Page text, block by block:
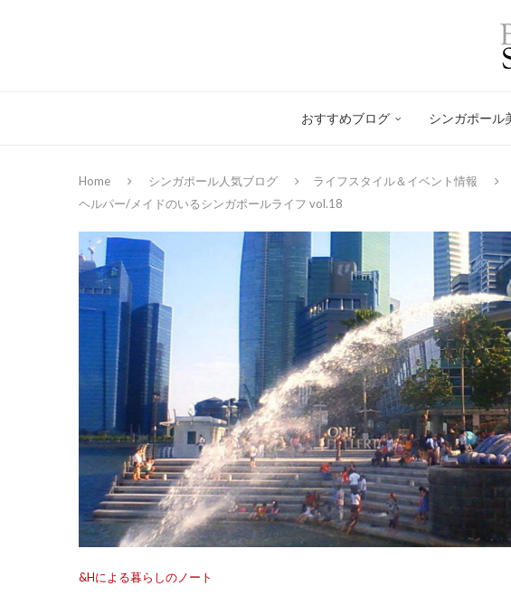
おすすめブログ シンガポール
Home シンガポール人気ブログ ライフスタイル＆イベント情報
ヘルパー/メイドのいるシンガポールライフ vol.18
&Hによる暮らしのノート